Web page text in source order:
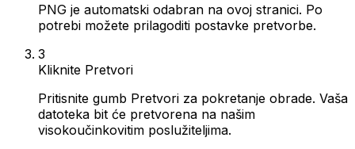
PNG je automatski odabran na ovoj stranici. Po
potrebi možete prilagoditi postavke pretvorbe.
3
Kliknite Pretvori
Pritisnite gumb Pretvori za pokretanje obrade. Vaša
datoteka bit će pretvorena na našim
visokoučinkovitim poslužiteljima.